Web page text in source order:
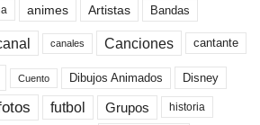
animes Artistas Bandas
canales Canciones cantante
Cuento Dibujos Animados Disney
futbol Grupos historia